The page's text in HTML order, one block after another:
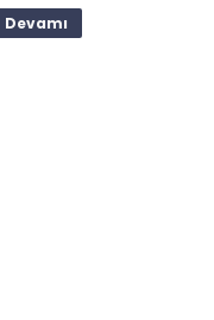
Devamı